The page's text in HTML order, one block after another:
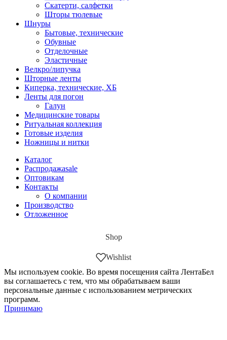
Скатерти, салфетки
Шторы тюлевые
Шнуры
Бытовые, технические
Обувные
Отделочные
Эластичные
Велкро/липучка
Шторные ленты
Киперка, технические, ХБ
Ленты для погон
Галун
Медицинские товары
Ритуальная коллекция
Готовые изделия
Ножницы и нитки
Каталог
Распродажаsale
Оптовикам
Контакты
О компании
Производство
Отложенное
Shop
Wishlist
Мы используем cookie. Во время посещения сайта ЛентаБел
вы соглашаетесь с тем, что мы обрабатываем ваши
персональные данные с использованием метрических
программ.
Принимаю